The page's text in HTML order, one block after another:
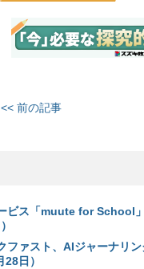
<< 前の記事
ビス「muute for School
ファスト、AIジャーナ
日）